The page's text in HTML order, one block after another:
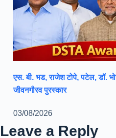
एस. बी. भड, राजेश टोपे, पटेल, डॉ.
जीवनगौरव पुरस्कार
03/08/2026
Leave a Reply